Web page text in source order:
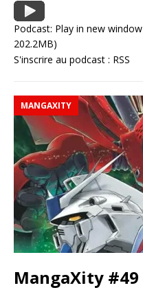
Podcast: Play in new window
202.2MB)
S'inscrire au podcast : RSS
MANGAXITY
MangaXity #49